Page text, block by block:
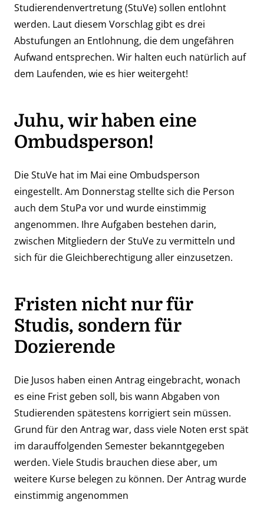
Studierendenvertretung (StuVe) sollen entlohnt
werden. Laut diesem Vorschlag gibt es drei
Abstufungen an Entlohnung, die dem ungefähren
Aufwand entsprechen. Wir halten euch natürlich auf
dem Laufenden, wie es hier weitergeht!
Juhu, wir haben eine
Ombudsperson!
Die StuVe hat im Mai eine Ombudsperson
eingestellt. Am Donnerstag stellte sich die Person
auch dem StuPa vor und wurde einstimmig
angenommen. Ihre Aufgaben bestehen darin,
zwischen Mitgliedern der StuVe zu vermitteln und
sich für die Gleichberechtigung aller einzusetzen.
Fristen nicht nur für
Studis, sondern für
Dozierende
Die Jusos haben einen Antrag eingebracht, wonach
es eine Frist geben soll, bis wann Abgaben von
Studierenden spätestens korrigiert sein müssen.
Grund für den Antrag war, dass viele Noten erst spät
im darauffolgenden Semester bekanntgegeben
werden. Viele Studis brauchen diese aber, um
weitere Kurse belegen zu können. Der Antrag wurde
einstimmig angenommen